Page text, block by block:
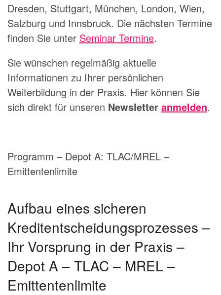
Dresden, Stuttgart, München, London, Wien,
Salzburg und Innsbruck. Die nächsten Termine
finden Sie unter Seminar Termine.
Sie wünschen regelmäßig aktuelle
Informationen zu Ihrer persönlichen
Weiterbildung in der Praxis. Hier können Sie
sich direkt für unseren Newsletter anmelden.
Programm – Depot A: TLAC/MREL –
Emittentenlimite
Aufbau eines sicheren
Kreditentscheidungsprozesses –
Ihr Vorsprung in der Praxis –
Depot A – TLAC – MREL –
Emittentenlimite